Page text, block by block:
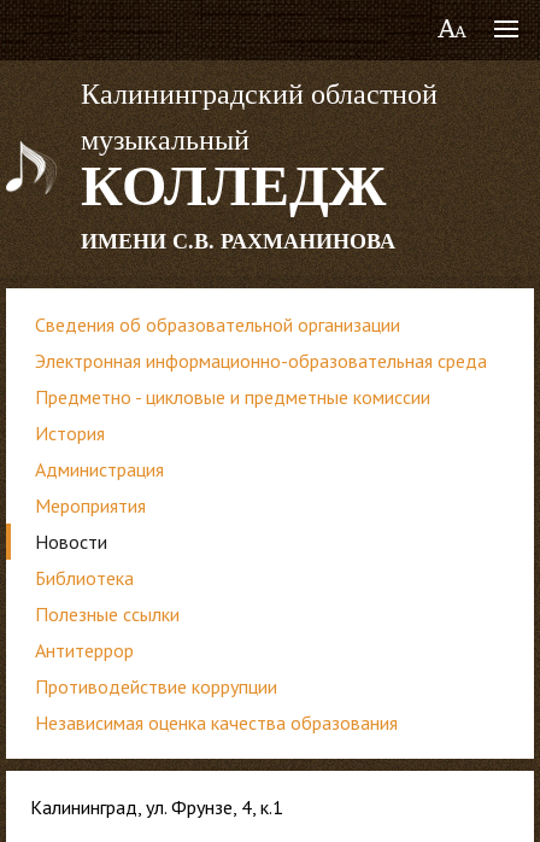
Калининградский областной
музыкальный
КОЛЛЕДЖ
ИМЕНИ С.В. РАХМАНИНОВА
Сведения об образовательной организации
Электронная информационно-образовательная среда
Предметно - цикловые и предметные комиссии
История
Администрация
Мероприятия
Новости
Библиотека
Полезные ссылки
Антитеррор
Противодействие коррупции
Независимая оценка качества образования
Калининград, ул. Фрунзе, 4, к.1